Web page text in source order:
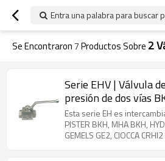
Entra una palabra para buscar
Se Encontraron7Productos Sobre 2
Serie EHV | Válvula
presión de dos vías
Esta serie EH es
PISTER BKH, MHA BKH,
GEMELS GE2, CIOCCA